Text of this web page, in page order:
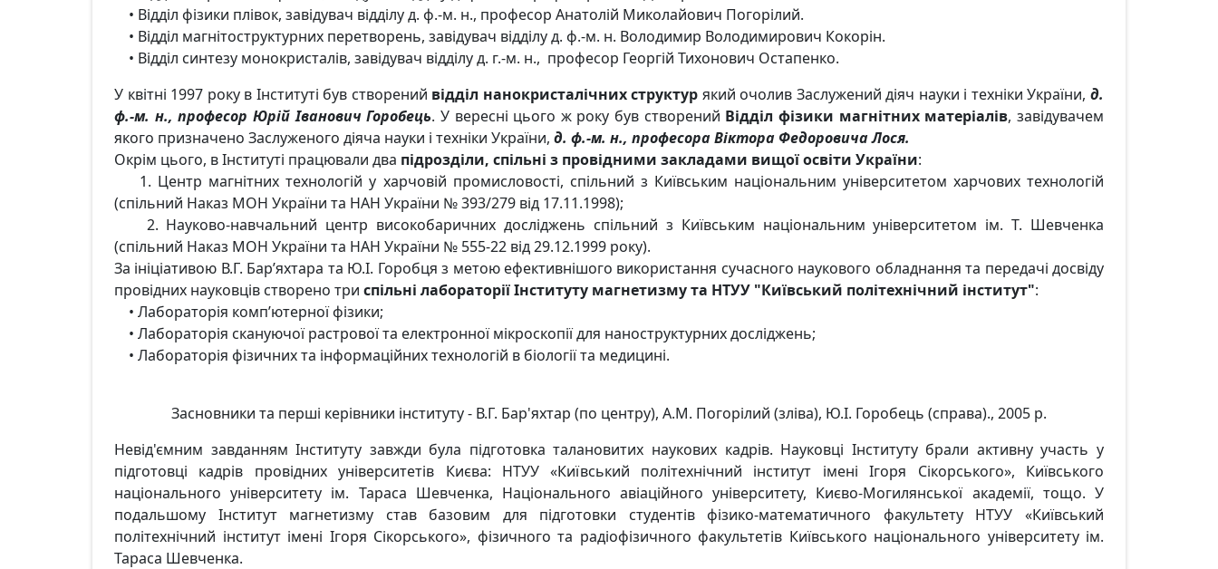
• Відділ фізики плівок, завідувач відділу д. ф.-м. н., професор Анатолій Миколайович Погорілий.
• Відділ магнітоструктурних перетворень, завідувач відділу д. ф.-м. н. Володимир Володимирович Кокорін.
• Відділ синтезу монокристалів, завідувач відділу д. г.-м. н., професор Георгій Тихонович Остапенко.
У квітні 1997 року в Інституті був створений відділ нанокристалічних структур який очолив Заслужений діяч науки і техніки України, д.
ф.-м. н., професор Юрій Іванович Горобець. У вересні цього ж року був створений Відділ фізики магнітних матеріалів, завідувачем
якого призначено Заслуженого діяча науки і техніки України, д. ф.-м. н., професора Віктора Федоровича Лося.
Окрім цього, в Інституті працювали два підрозділи, спільні з провідними закладами вищої освіти України:
1. Центр магнітних технологій у харчовій промисловості, спільний з Київським національним університетом харчових технологій
(спільний Наказ МОН України та НАН України № 393/279 від 17.11.1998);
2. Науково-навчальний центр високобаричних досліджень спільний з Київським національним університетом ім. Т. Шевченка
(спільний Наказ МОН України та НАН України № 555-22 від 29.12.1999 року).
За ініціативою В.Г. Бар’яхтара та Ю.І. Горобця з метою ефективнішого використання сучасного наукового обладнання та передачі досвіду
провідних науковців створено три спільні лабораторії Інституту магнетизму та НТУУ "Київський політехнічний інститут":
• Лабораторія комп’ютерної фізики;
• Лабораторія скануючої растрової та електронної мікроскопії для наноструктурних досліджень;
• Лабораторія фізичних та інформаційних технологій в біології та медицині.
Засновники та перші керівники інституту - В.Г. Бар'яхтар (по центру), А.М. Погорілий (зліва), Ю.І. Горобець (справа)., 2005 р.
Невід'ємним завданням Інституту завжди була підготовка талановитих наукових кадрів. Науковці Інституту брали активну участь у
підготовці кадрів провідних університетів Києва: НТУУ «Київський політехнічний інститут імені Ігоря Сікорського», Київського
національного університету ім. Тараса Шевченка, Національного авіаційного університету, Києво-Могилянської академії, тощо. У
подальшому Інститут магнетизму став базовим для підготовки студентів фізико-математичного факультету НТУУ «Київський
політехнічний інститут імені Ігоря Сікорського», фізичного та радіофізичного факультетів Київського національного університету ім.
Тараса Шевченка.